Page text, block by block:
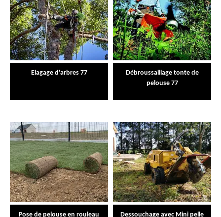
Elagage d'arbres 77
Débroussaillage tonte de
pelouse 77
Pose de pelouse en rouleau
Dessouchage avec Mini pelle